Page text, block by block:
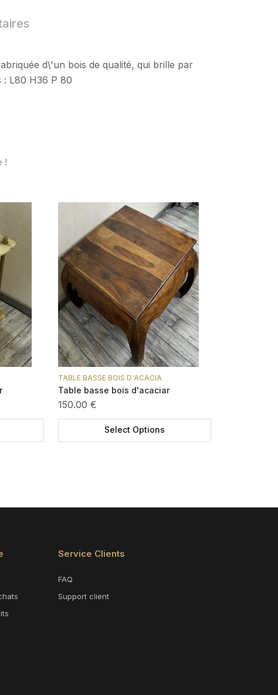
d\'un bois de qualité, qui brille par
: L80 H36 P 80
!
TABLE BASSE BOIS D'ACACIA
Table basse bois d'acaciar
150.00 €
Select Options
Service Clients
FAQ
Support client